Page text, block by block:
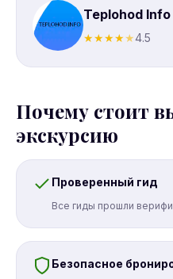
Teplohod Info
★★★★★4.5
Почему стоит
экскурсию
Проверенный гид
Все гиды прошли
Безопасное